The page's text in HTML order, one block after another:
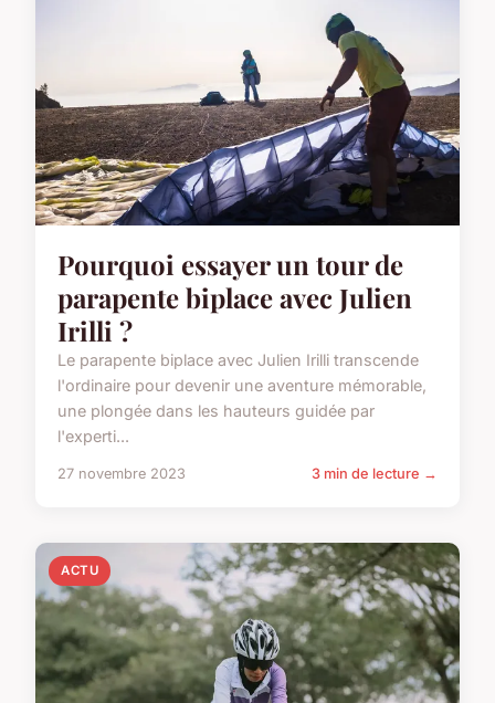
Pourquoi essayer un tour de
parapente biplace avec Julien
Irilli ?
Le parapente biplace avec Julien Irilli transcende
l'ordinaire pour devenir une aventure mémorable,
une plongée dans les hauteurs guidée par
l'experti...
27 novembre 2023 3 min de lecture →
ACTU